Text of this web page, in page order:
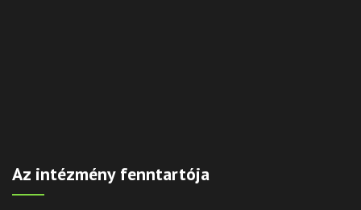
Az intézmény fenntartója